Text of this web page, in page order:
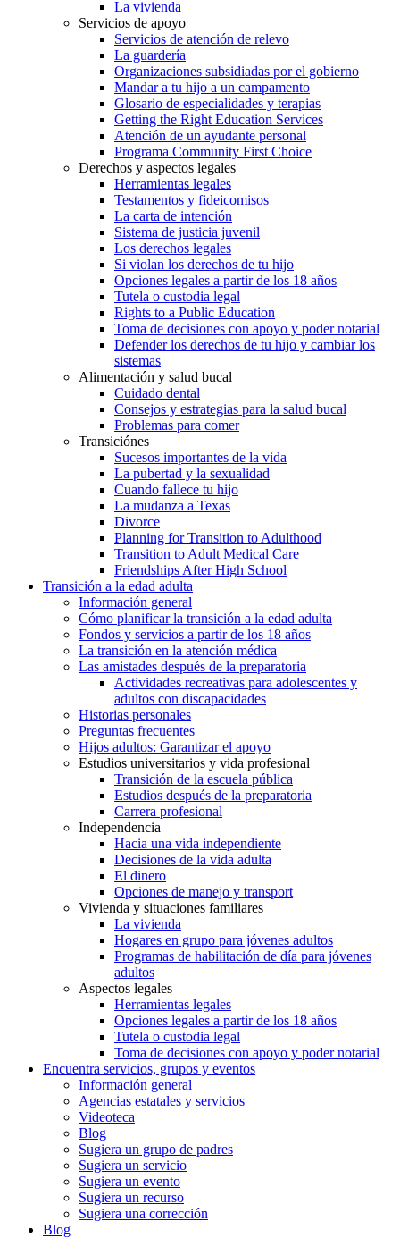
La vivienda
Servicios de apoyo
Servicios de atención de relevo
La guardería
Organizaciones subsidiadas por el gobierno
Mandar a tu hijo a un campamento
Glosario de especialidades y terapias
Getting the Right Education Services
Atención de un ayudante personal
Programa Community First Choice
Derechos y aspectos legales
Herramientas legales
Testamentos y fideicomisos
La carta de intención
Sistema de justicia juvenil
Los derechos legales
Si violan los derechos de tu hijo
Opciones legales a partir de los 18 años
Tutela o custodia legal
Rights to a Public Education
Toma de decisiones con apoyo y poder notarial
Defender los derechos de tu hijo y cambiar los
sistemas
Alimentación y salud bucal
Cuidado dental
Consejos y estrategias para la salud bucal
Problemas para comer
Transiciónes
Sucesos importantes de la vida
La pubertad y la sexualidad
Cuando fallece tu hijo
La mudanza a Texas
Divorce
Planning for Transition to Adulthood
Transition to Adult Medical Care
Friendships After High School
Transición a la edad adulta
Información general
Cómo planificar la transición a la edad adulta
Fondos y servicios a partir de los 18 años
La transición en la atención médica
Las amistades después de la preparatoria
Actividades recreativas para adolescentes y
adultos con discapacidades
Historias personales
Preguntas frecuentes
Hijos adultos: Garantizar el apoyo
Estudios universitarios y vida profesional
Transición de la escuela pública
Estudios después de la preparatoria
Carrera profesional
Independencia
Hacia una vida independiente
Decisiones de la vida adulta
El dinero
Opciones de manejo y transport
Vivienda y situaciones familiares
La vivienda
Hogares en grupo para jóvenes adultos
Programas de habilitación de día para jóvenes
adultos
Aspectos legales
Herramientas legales
Opciones legales a partir de los 18 años
Tutela o custodia legal
Toma de decisiones con apoyo y poder notarial
Encuentra servicios, grupos y eventos
Información general
Agencias estatales y servicios
Videoteca
Blog
Sugiera un grupo de padres
Sugiera un servicio
Sugiera un evento
Sugiera un recurso
Sugiera una corrección
Blog